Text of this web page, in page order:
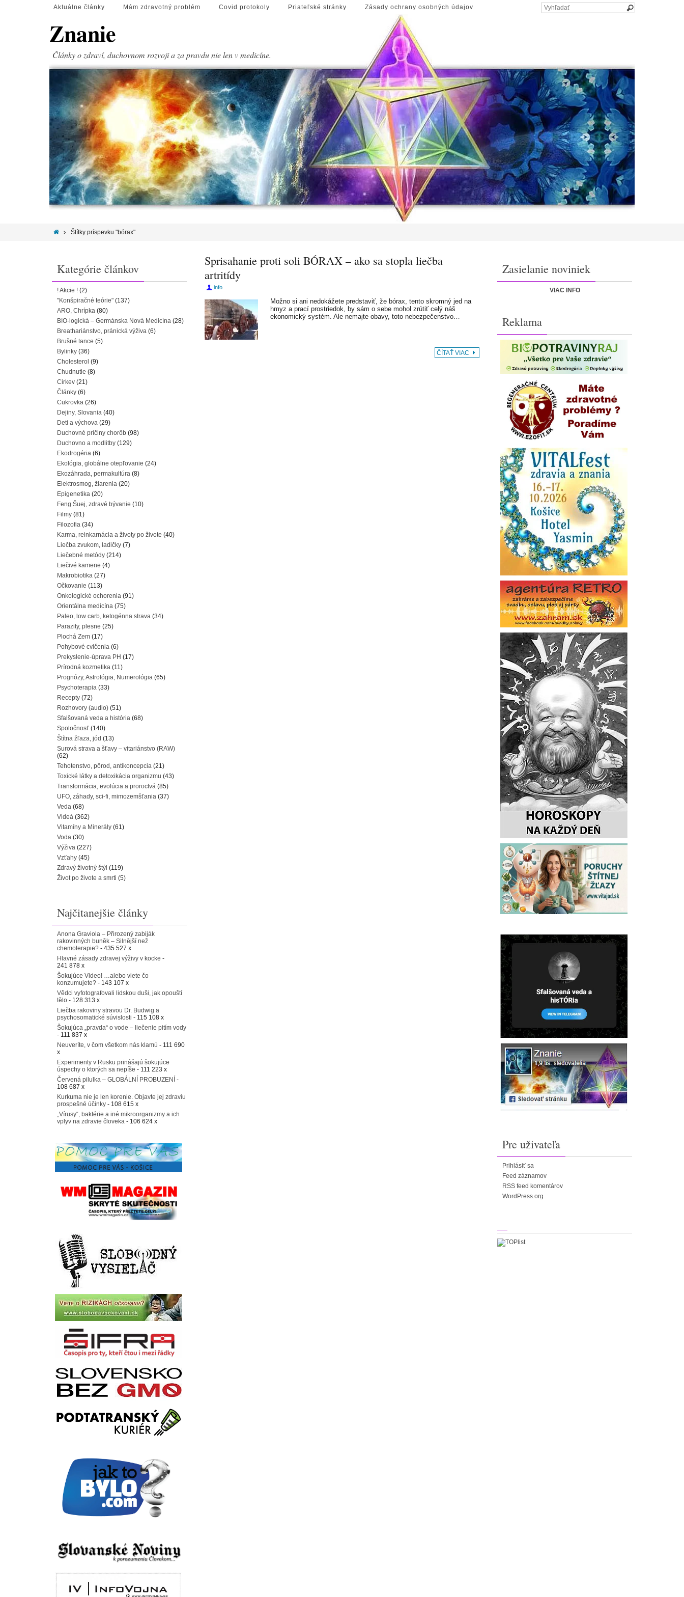
Aktuálne články Mám zdravotný problém Covid protokoly Priateľské stránky Zásady ochrany osobných údajov
Znanie
Články o zdraví, duchovnom rozvoji a za pravdu nie len v medicíne.
Štítky príspevku "bórax"
Sprisahanie proti soli BÓRAX – ako sa stopla liečba
artritídy
info
Možno si ani nedokážete predstaviť, že bórax, tento skromný jed na
hmyz a prací prostriedok, by sám o sebe mohol zrútiť celý náš
ekonomický systém. Ale nemajte obavy, toto nebezpečenstvo…
ČÍTAŤ VIAC
Kategórie článkov
! Akcie ! (2)
"Konšpiračné teórie" (137)
ARO, Chrípka (80)
BIO-logická – Germánska Nová Medicína (28)
Breathariánstvo, pránická výživa (6)
Brušné tance (5)
Bylinky (36)
Cholesterol (9)
Chudnutie (8)
Cirkev (21)
Články (6)
Cukrovka (26)
Dejiny, Slovania (40)
Deti a výchova (29)
Duchovné príčiny chorôb (98)
Duchovno a modlitby (129)
Ekodrogéria (6)
Ekológia, globálne otepľovanie (24)
Ekozáhrada, permakultúra (8)
Elektrosmog, žiarenia (20)
Epigenetika (20)
Feng Šuej, zdravé bývanie (10)
Filmy (81)
Filozofia (34)
Karma, reinkarnácia a životy po živote (40)
Liečba zvukom, ladičky (7)
Liečebné metódy (214)
Liečivé kamene (4)
Makrobiotika (27)
Očkovanie (113)
Onkologické ochorenia (91)
Orientálna medicína (75)
Paleo, low carb, ketogénna strava (34)
Parazity, plesne (25)
Plochá Zem (17)
Pohybové cvičenia (6)
Prekyslenie-úprava PH (17)
Prírodná kozmetika (11)
Prognózy, Astrológia, Numerológia (65)
Psychoterapia (33)
Recepty (72)
Rozhovory (audio) (51)
Sfalšovaná veda a história (68)
Spoločnosť (140)
Štítna žľaza, jód (13)
Surová strava a šťavy – vitariánstvo (RAW)
(62)
Tehotenstvo, pôrod, antikoncepcia (21)
Toxické látky a detoxikácia organizmu (43)
Transformácia, evolúcia a proroctvá (85)
UFO, záhady, sci-fi, mimozemšťania (37)
Veda (68)
Videá (362)
Vitamíny a Minerály (61)
Voda (30)
Výživa (227)
Vzťahy (45)
Zdravý životný štýl (119)
Život po živote a smrti (5)
Najčitanejšie články
Anona Graviola – Přirozený zabiják
rakovinných buněk – Silnější než
chemoterapie? - 435 527 x
Hlavné zásady zdravej výživy v kocke -
241 878 x
Šokujúce Video! …alebo viete čo
konzumujete? - 143 107 x
Vědci vyfotografovali lidskou duši, jak opouští
tělo - 128 313 x
Liečba rakoviny stravou Dr. Budwig a
psychosomatické súvislosti - 115 108 x
Šokujúca „pravda“ o vode – liečenie pitím vody
- 111 837 x
Neuveríte, v čom všetkom nás klamú - 111 690
x
Experimenty v Rusku prinášajú šokujúce
úspechy o ktorých sa nepíše - 111 223 x
Červená pilulka – GLOBÁLNÍ PROBUZENÍ -
108 687 x
Kurkuma nie je len korenie. Objavte jej zdraviu
prospešné účinky - 108 615 x
„Vírusy“, baktérie a iné mikroorganizmy a ich
vplyv na zdravie človeka - 106 624 x
Zasielanie noviniek
VIAC INFO
Reklama
Pre uživateľa
Prihlásiť sa
Feed záznamov
RSS feed komentárov
WordPress.org